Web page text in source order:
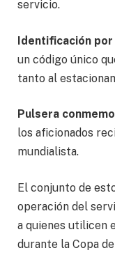
servicio.
Identificación por
un código único
tanto al
Pulsera
los aficionados
mundialista.
El conjunto de
operación del
a quienes utilicen
durante la Copa